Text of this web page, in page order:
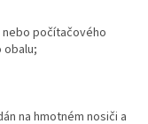
počítačového
obalu;
na hmotném nosiči a